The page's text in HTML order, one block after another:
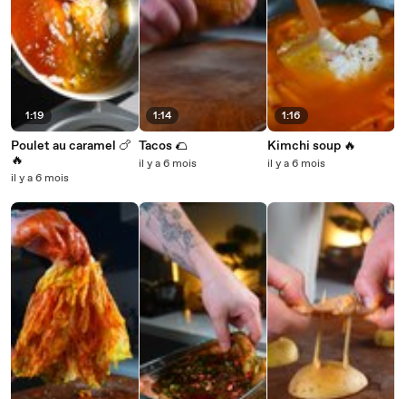
1:19
Poulet au caramel 🍗
🔥
il y a 6 mois
1:14
Tacos 🌮
il y a 6 mois
1:16
Kimchi soup 🔥
il y a 6 mois